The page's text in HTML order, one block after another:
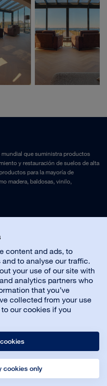
content and ads, to
to analyse our traffic.
your use of our site with
analytics partners who
that you’ve
collected from your use
our cookies if you
cookies only
mundial que suministra productos
y restauración de suelos de alta
para la mayoría de
madera, baldosas, vinilo,